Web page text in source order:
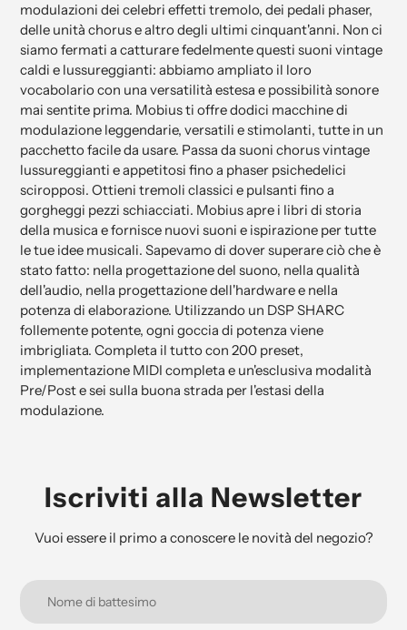
modulazioni dei celebri effetti tremolo, dei pedali phaser,
delle unità chorus e altro degli ultimi cinquant'anni. Non ci
siamo fermati a catturare fedelmente questi suoni vintage
caldi e lussureggianti: abbiamo ampliato il loro
vocabolario con una versatilità estesa e possibilità sonore
mai sentite prima. Mobius ti offre dodici macchine di
modulazione leggendarie, versatili e stimolanti, tutte in un
pacchetto facile da usare. Passa da suoni chorus vintage
lussureggianti e appetitosi fino a phaser psichedelici
sciropposi. Ottieni tremoli classici e pulsanti fino a
gorgheggi pezzi schiacciati. Mobius apre i libri di storia
della musica e fornisce nuovi suoni e ispirazione per tutte
le tue idee musicali. Sapevamo di dover superare ciò che è
stato fatto: nella progettazione del suono, nella qualità
dell'audio, nella progettazione dell'hardware e nella
potenza di elaborazione. Utilizzando un DSP SHARC
follemente potente, ogni goccia di potenza viene
imbrigliata. Completa il tutto con 200 preset,
implementazione MIDI completa e un'esclusiva modalità
Pre/Post e sei sulla buona strada per l'estasi della
modulazione.
Iscriviti alla Newsletter
Vuoi essere il primo a conoscere le novità del negozio?